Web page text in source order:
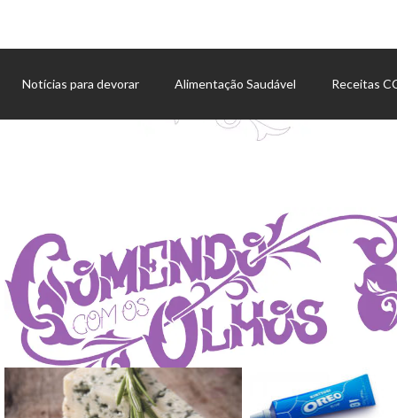
Notícias para devorar Alimentação Saudável Receitas